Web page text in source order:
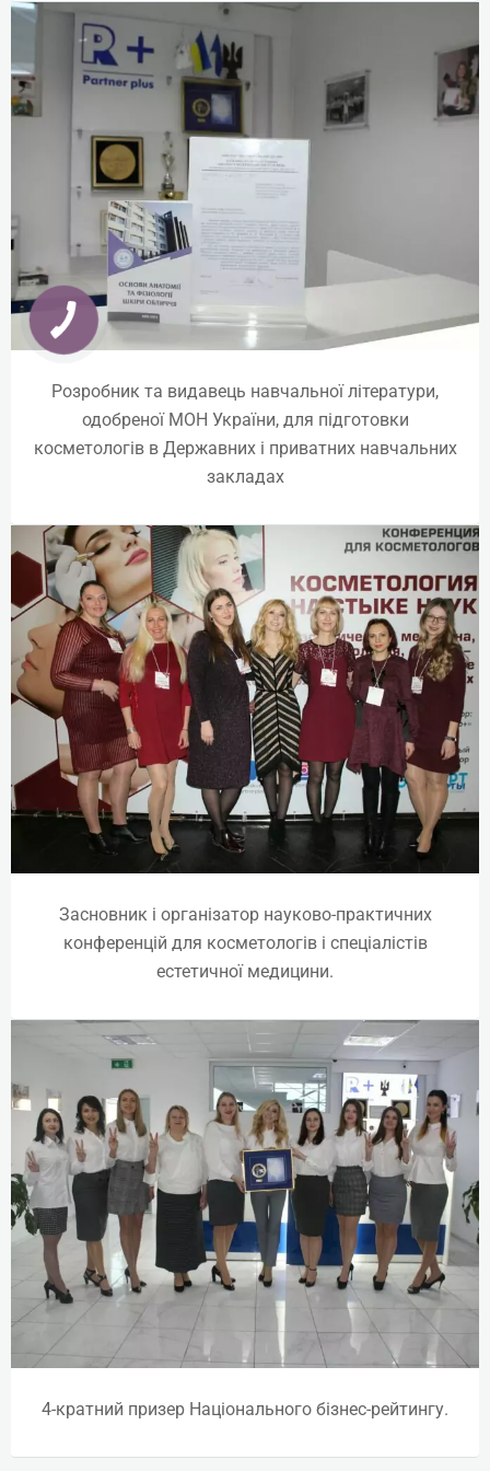
₴5100
Детальніше
Плазмогель
Online | Offline
₴5525
Детальніше
Плазмотерапія. Експерт-рівень
(плазмоліфтинг + плазмогель)
Online | Offline
₴10370
Детальніше
Розробник та видавець навчальної літератури,
одобреної МОН України, для підготовки
косметологів в Державних і приватних навчальних
закладах
Засновник і організатор науково-практичних
конференцій для косметологів і спеціалістів
естетичної медицини.
4-кратний призер Національного бізнес-рейтингу.